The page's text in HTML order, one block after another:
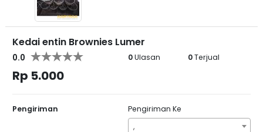
Kedai entin Brownies Lumer
0.0 0Ulasan 0Terjual
Rp 5.000
Pengiriman
Pengiriman Ke
,